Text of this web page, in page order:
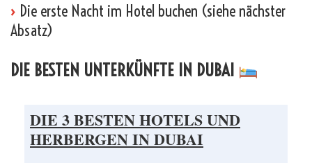
› Die erste Nacht im Hotel buchen (siehe nächster
Absatz)
DIE BESTEN UNTERKÜNFTE IN DUBAI
DIE 3 BESTEN HOTELS UND
HERBERGEN IN DUBAI